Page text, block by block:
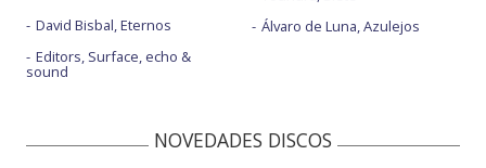
David Bisbal, Eternos
Editors, Surface, echo &
sound
Álvaro de Luna, Azulejos
NOVEDADES DISCOS